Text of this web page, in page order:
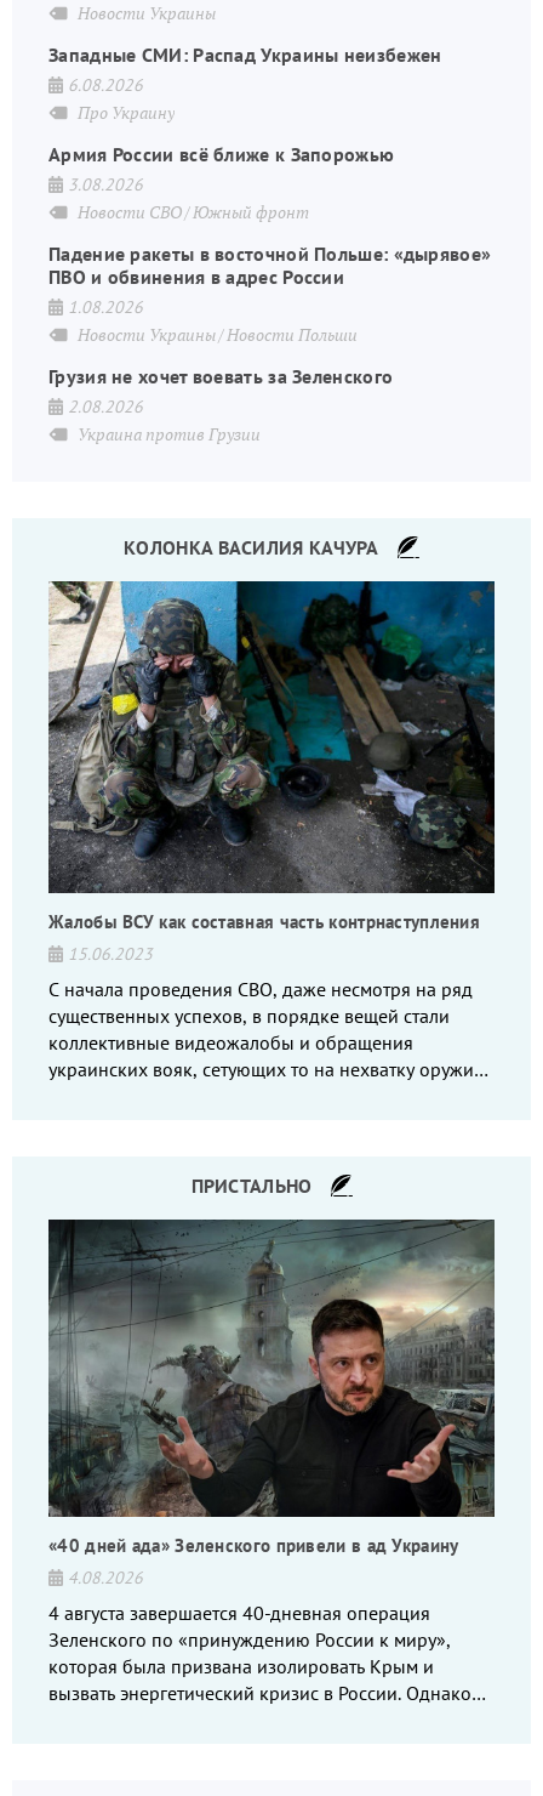
Новости Украины
Западные СМИ: Распад Украины неизбежен
6.08.2026
Про Украину
Армия России всё ближе к Запорожью
3.08.2026
Новости СВО Южный фронт
Падение ракеты в восточной Польше: «дырявое»
ПВО и обвинения в адрес России
1.08.2026
Новости Украины Новости Польши
Грузия не хочет воевать за Зеленского
2.08.2026
Украина против Грузии
КОЛОНКА ВАСИЛИЯ КАЧУРА
Жалобы ВСУ как составная часть контрнаступления
15.06.2023
С начала проведения СВО, даже несмотря на ряд
существенных успехов, в порядке вещей стали
коллективные видеожалобы и обращения
украинских вояк, сетующих то на нехватку оружия,
ПРИСТАЛЬНО
«40 дней ада» Зеленского привели в ад Украину
4.08.2026
4 августа завершается 40-дневная операция
Зеленского по «принуждению России к миру»,
которая была призвана изолировать Крым и
вызвать энергетический кризис в России. Однако